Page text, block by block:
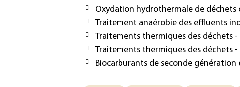
Oxydation hydrothermale de déchets
Traitement anaérobie des effluents
Traitements thermiques des déchets
Traitements thermiques des déchets
Biocarburants de seconde génération